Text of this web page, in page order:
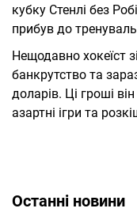
кубку Стенлі без
прибув до
Нещодавно хокеїст
банкрутство та
доларів. Ці гроші
азартні ігри та
Останні новини